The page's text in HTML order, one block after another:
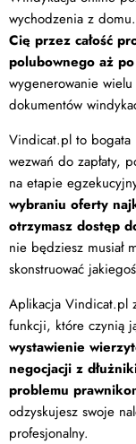
wychodzenia z domu.
Cię przez całość
polubownego aż
wygenerowanie
dokumentów
Vindicat.pl to bogata
wezwań do zapłaty,
na etapie
wybraniu oferty
otrzymasz dostęp
nie będziesz musiał
skonstruować
Aplikacja Vindicat.pl
funkcji, które czynią
wystawienie
negocjacji z
problemu
odzyskujesz swoje
profesjonalny.